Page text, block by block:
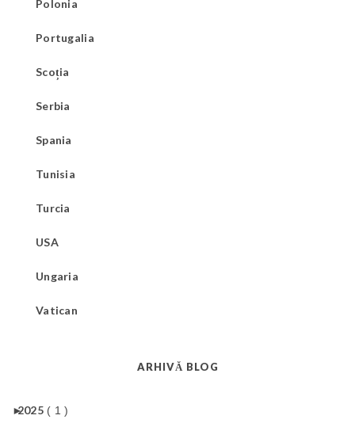
Polonia
Portugalia
Scoția
Serbia
Spania
Tunisia
Turcia
USA
Ungaria
Vatican
ARHIVĂ BLOG
►
2025 ( 1 )